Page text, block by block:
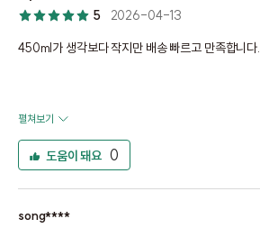
5
2026-04-13
450ml가 생각보다 작지만 배송 빠르고 만족합니다.
펼쳐보기
도움이 돼요 0
song****